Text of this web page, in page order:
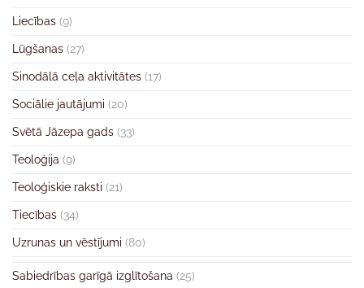
Liecības (9)
Lūgšanas (27)
Sinodālā ceļa aktivitātes (17)
Sociālie jautājumi (20)
Svētā Jāzepa gads (33)
Teoloģija (9)
Teoloģiskie raksti (21)
Tiecības (34)
Uzrunas un vēstījumi (80)
Sabiedrības garīgā izglītošana (25)